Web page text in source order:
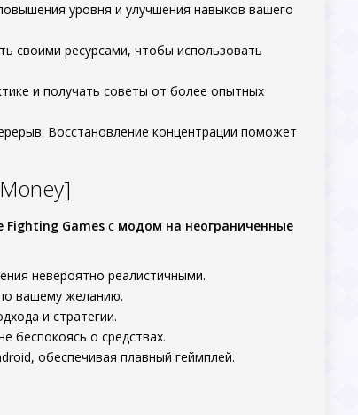
уровня и улучшения навыков вашего
своими ресурсами, чтобы использовать
и получать советы от более опытных
Восстановление концентрации поможет
Fighting Games с модом на неограниченные
невероятно реалистичными.
вашему желанию.
и стратегии.
беспокоясь о средствах.
обеспечивая плавный геймплей.